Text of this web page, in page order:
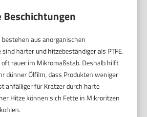
Beschichtungen
aus anorganischen
sind härter und hitzebeständiger als PTFE.
oft rauer im Mikromaßstab. Deshalb hilft
dünner Ölfilm, dass Produkten weniger
anfälliger für Kratzer durch harte
Hitze können sich Fette in Mikroritzen